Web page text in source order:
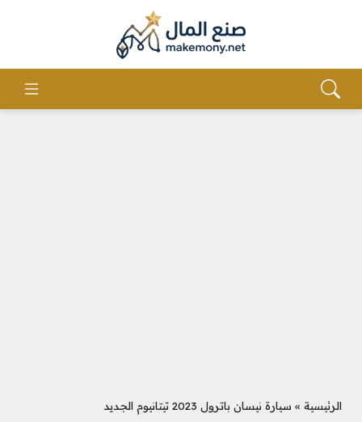
الرئيسية » سيارة نيسان باترول 2023 تيتانيوم الجديد